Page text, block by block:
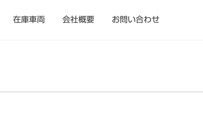
在庫車両 会社概要 お問い合わせ